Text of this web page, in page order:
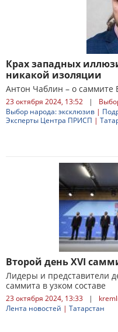
Крах западных
никакой изоляции
Антон Чаблин – о саммите
23 октября 2024, 13:52 |
Выбор народа: эксклюзив |
Эксперты Центра ПРИСП |
Второй день XVI
Лидеры и представители
саммита в узком составе
23 октября 2024, 13:33 |
Лента новостей | Татарстан